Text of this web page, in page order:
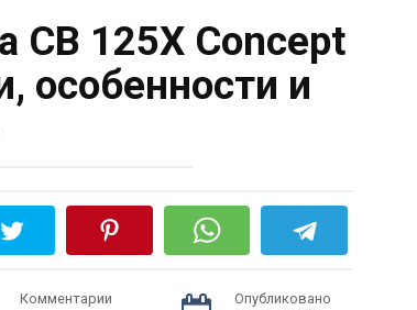
CB 125X Concept
особенности и
Комментарии Опубликовано